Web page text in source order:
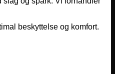
beskyttelse og komfort.